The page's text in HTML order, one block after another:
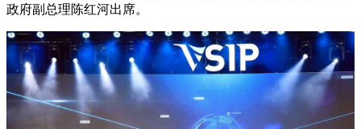
政府副总理陈红河出席。